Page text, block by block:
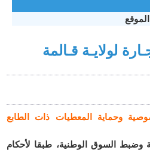
لولايـة قـالمة
وحماية المعطيات ذات الطابع
وضبط السوق الوطنية، طبقا لأحكام